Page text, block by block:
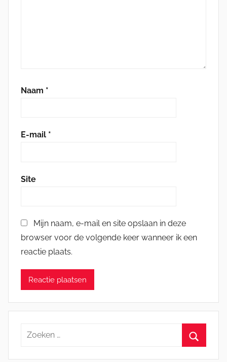
Naam *
E-mail *
Site
Mijn naam, e-mail en site opslaan in deze
browser voor de volgende keer wanneer ik een
reactie plaats.
Zoeken